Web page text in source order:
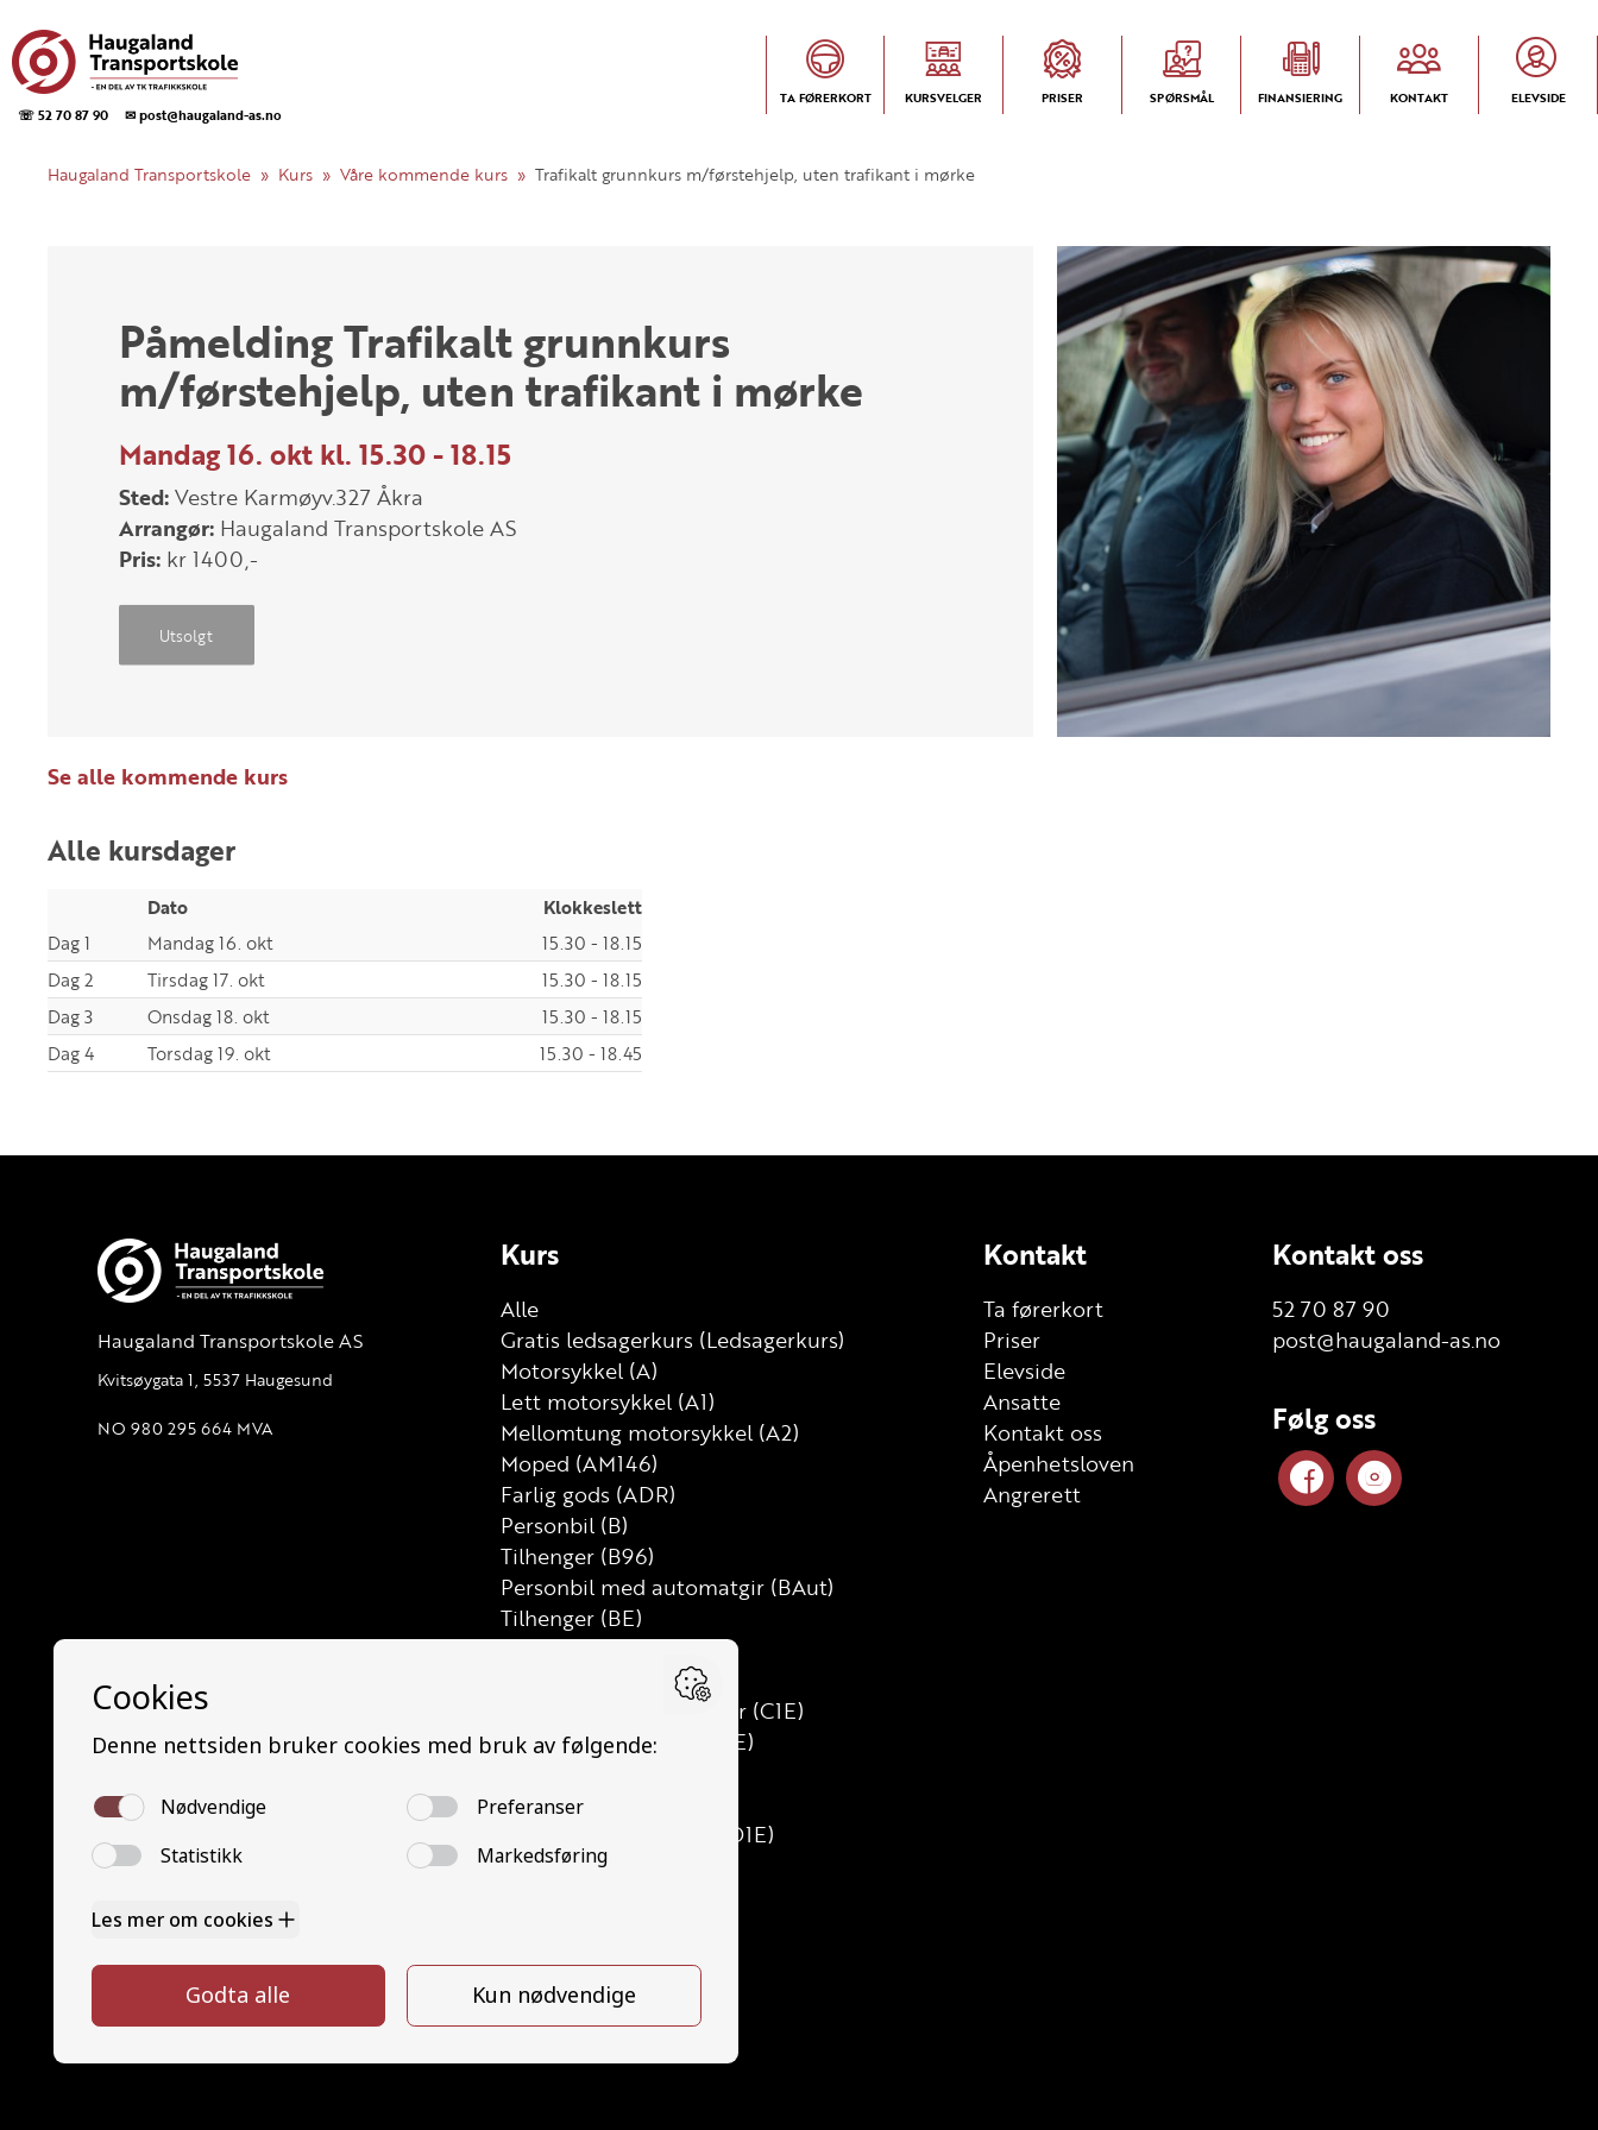
☏ 52 70 87 90 ✉ post@haugaland-as.no
TA FØRERKORT KURSVELGER PRISER SPØRSMÅL FINANSIERING KONTAKT ELEVSIDE
Haugaland Transportskole Kurs Våre kommende kurs Trafikalt grunnkurs m/førstehjelp, uten trafikant i mørke
Påmelding Trafikalt grunnkurs
m/førstehjelp, uten trafikant i mørke
Mandag 16. okt kl. 15.30 - 18.15
Sted:Vestre Karmøyv.327 Åkra
Arrangør: Haugaland Transportskole AS
Pris: kr 1400,-
Utsolgt
Se alle kommende kurs
Alle kursdager
Dato
Klokkeslett
Dag 1
Mandag 16. okt
15.30 - 18.15
Dag 2
Tirsdag 17. okt
15.30 - 18.15
Dag 3
Onsdag 18. okt
15.30 - 18.15
Dag 4
Torsdag 19. okt 15.30 - 18.45
Haugaland Transportskole AS
Kvitsøygata 1, 5537 Haugesund
NO 980 295 664 MVA
Kurs
Alle
Gratis ledsagerkurs (Ledsagerkurs)
Motorsykkel (A)
Lett motorsykkel (A1)
Mellomtung motorsykkel (A2)
Moped (AM146)
Farlig gods (ADR)
Personbil (B)
Tilhenger (B96)
Personbil med automatgir (BAut)
Tilhenger (BE)
Lastebil (C)
Lett lastebil med henger (C1E)
Lastebil med henger (CE)
Minibuss (D1)
Minibuss med henger (D1E)
Buss med henger (DE)
Mopedbil (AM147)
Trafikalt grunnkurs (TG)
Gods (YDG – YSK)
Kontakt
Ta førerkort
Priser
Elevside
Ansatte
Kontakt oss
Åpenhetsloven
Angrerett
Kontakt oss
52 70 87 90
post@haugaland-as.no
Følg oss